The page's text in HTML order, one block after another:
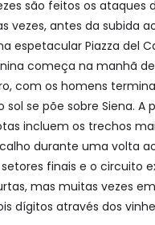
são feitos os ataques
vezes, antes da subida
espetacular Piazza del
começa na manhã
com os homens
sol se põe sobre Siena. A
incluem os trechos
durante uma volta
finais e o circuito
mas muitas vezes
dígitos através dos